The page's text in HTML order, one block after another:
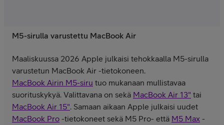
M5-sirulla varustettu MacBook Air
Maaliskuussa 2026 Apple julkaisi tehokkaalla M5-sirulla
varustetun MacBook Air -tietokoneen.
MacBook Airin M5-siru tuo mukanaan mullistavaa
suorituskykyä. Valittavana on sekä MacBook Air 13" tai
MacBook Air 15". Samaan aikaan Apple julkaisi uudet
MacBook Pro -tietokoneet sekä M5 Pro- että M5 Max -